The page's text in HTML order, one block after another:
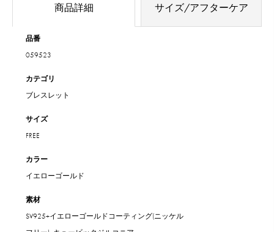
商品詳細 サイズ/アフターケア
品番
059523
カテゴリ
ブレスレット
サイズ
FREE
カラー
イエローゴールド
素材
SV925+イエローゴールドコーティング(ニッケル